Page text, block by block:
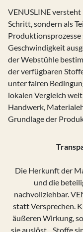
VENUSLINE
Schritt, sondern als
Geschwindigkeit
der Webstühle
der verfügbaren
unter fairen
lokalen Vergleich
Handwerk,
Grundlage der
Die Herkunft der
und die
nachvollziehbar.
statt Versprechen.
äußeren Wirkung,
sie auslöst. „Stoffe